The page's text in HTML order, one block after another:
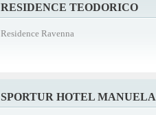
RESIDENCE TEODORICO
Residence Ravenna
SPORTUR HOTEL MANUELA